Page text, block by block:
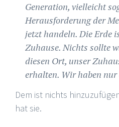
Generation, vielleicht
Herausforderung der
jetzt handeln. Die Erde
Zuhause. Nichts sollte
diesen Ort, unser
erhalten. Wir haben nur
Dem ist nichts
hat sie.